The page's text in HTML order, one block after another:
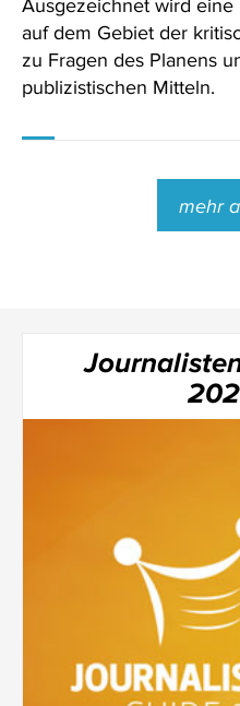
Ausgezeichnet wird eine
auf dem Gebiet der
zu Fragen des Planens
publizistischen Mitteln.
mehr